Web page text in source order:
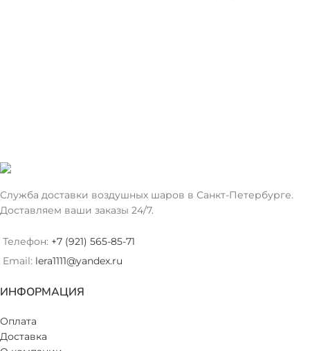
Служба доставки воздушных шаров в Санкт-Петербурге.
Доставляем ваши заказы 24/7.
Телефон: +7 (921) 565-85-71
Email: lera1111@yandex.ru
ИНФОРМАЦИЯ
Оплата
Доставка